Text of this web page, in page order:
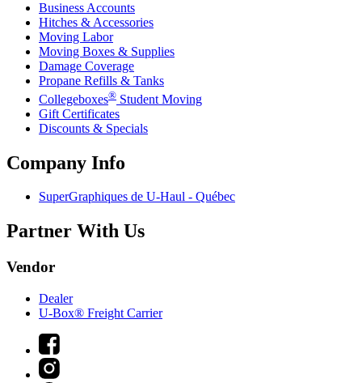
Business Accounts
Hitches & Accessories
Moving Labor
Moving Boxes & Supplies
Damage Coverage
Propane Refills & Tanks
Collegeboxes® Student Moving
Gift Certificates
Discounts & Specials
Company Info
SuperGraphiques de U-Haul - Québec
Partner With Us
Vendor
Dealer
U-Box® Freight Carrier